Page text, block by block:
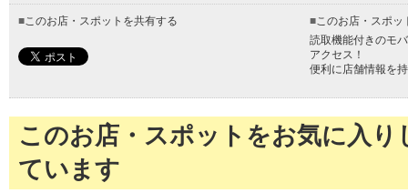
■このお店・スポットを共有する ■このお店・スポッ
読取機能付きのモ
アクセス！
便利に店舗情報を
このお店・スポットをお気に入
ています